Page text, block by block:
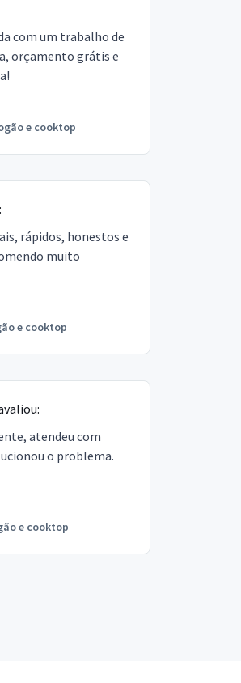
com um trabalho de
orçamento grátis e
e cooktop
rápidos, honestos e
muito
e cooktop
atendeu com
o problema.
e cooktop